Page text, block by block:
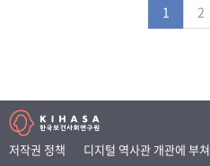
1 2
저작권 정책 디지털 역사관 개관에 부쳐